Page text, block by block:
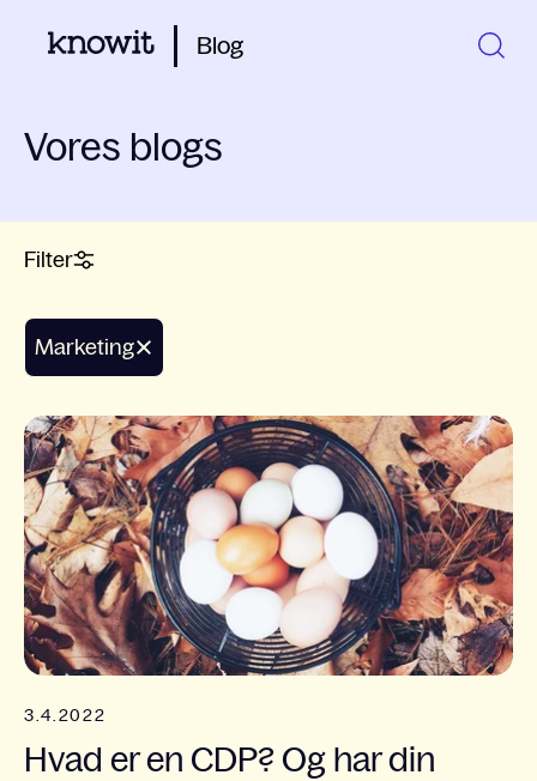
Blog
Vores blogs
Filter
Marketing
3.4.2022
Hvad er en CDP? Og har din